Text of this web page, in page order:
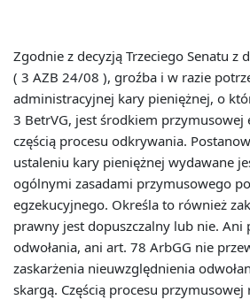
Zgodnie z decyzją Trzeciego Senatu z
( 3 AZB 24/08 ), groźba i w razie
administracyjnej kary pieniężnej, o
3 BetrVG, jest środkiem przymusowej
częścią procesu odkrywania.
ustaleniu kary pieniężnej wydawane
ogólnymi zasadami przymusowego
egzekucyjnego. Określa to również
prawny jest dopuszczalny lub nie. Ani
odwołania, ani art. 78 ArbGG nie
zaskarżenia nieuwzględnienia
skargą. Częścią procesu